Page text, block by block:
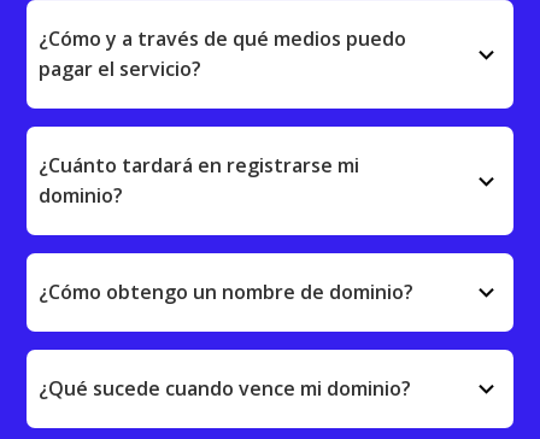
¿Cómo y a través de qué medios puedo
pagar el servicio?
keyboard_arrow_down
¿Cuánto tardará en registrarse mi
dominio?
keyboard_arrow_down
¿Cómo obtengo un nombre de dominio? keyboard_arrow_down
¿Qué sucede cuando vence mi dominio? keyboard_arrow_down